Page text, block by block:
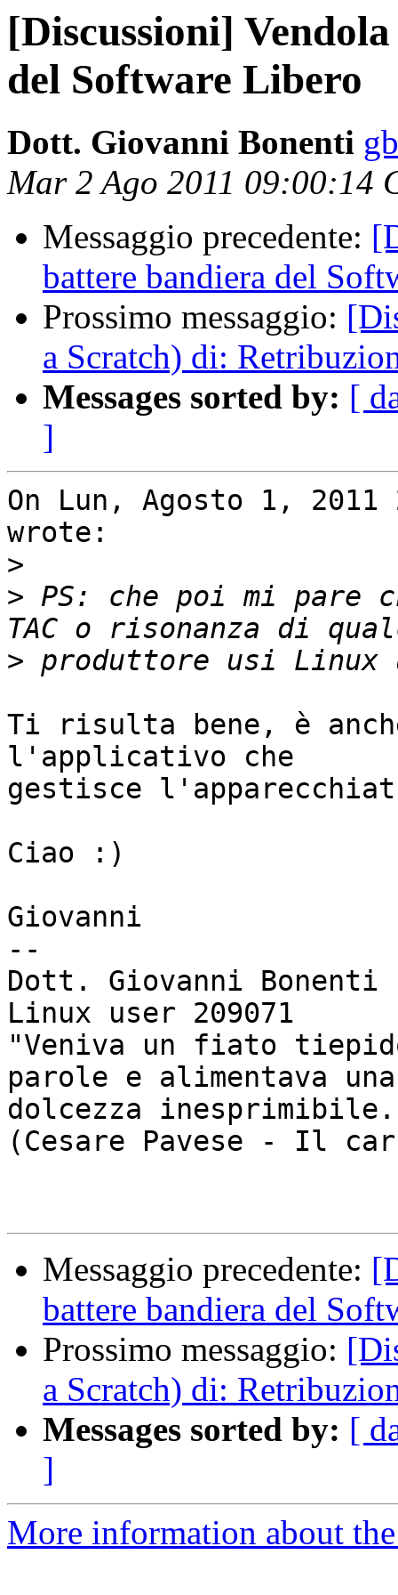
[Discussioni]
del Software Libero
Dott. Giovanni Bonenti
Mar 2 Ago 2011 09:00:14
Messaggio precedente:
battere bandiera del
Prossimo messaggio:
a Scratch) di:
Messages sorted by: [
]
On Lun, Agosto 1, 2011
wrote:
>
> PS: che poi mi pare
>
Ti risulta bene, è
l'applicativo che
gestisce
Ciao :)
Giovanni
--
Dott. Giovanni Bonenti
Linux user 209071
"Veniva un fiato
parole e alimentava una
dolcezza
(Cesare Pavese - Il
Messaggio precedente:
battere bandiera del
Prossimo messaggio:
a Scratch) di:
Messages sorted by: [
]
More information about